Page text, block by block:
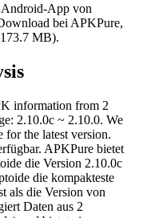
App von
bei APKPure,
MB).
information from 2
2.10.0c ~ 2.10.0. We
the latest version.
APKPure bietet
die Version 2.10.0c
die kompakteste
als die Version von
Daten aus 2